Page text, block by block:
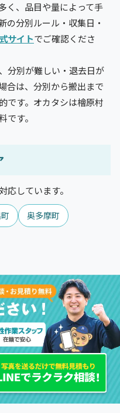
く、品目や量によって手
の分別ルール・収集日・
サイトでご確認くださ
分別が難しい・退去日が
合は、分別から搬出まで
です。オカタシは檜原村
です。
応しています。
奥多摩町